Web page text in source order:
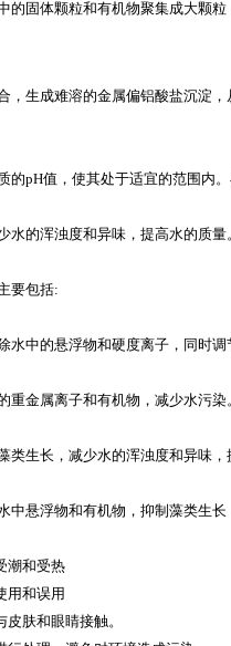
的固体颗粒和有机物聚集成大颗
，生成难溶的金属偏铝酸盐沉淀
pH值，使其处于适宜的范围内
的浑浊度和异味，提高水的质
要包括:
水中的悬浮物和硬度离子，同时
金属离子和有机物，减少水污染
生长，减少水的浑浊度和异味，
悬浮物和有机物，抑制藻类生长
潮和受热
用和误用
肤和眼睛接触。